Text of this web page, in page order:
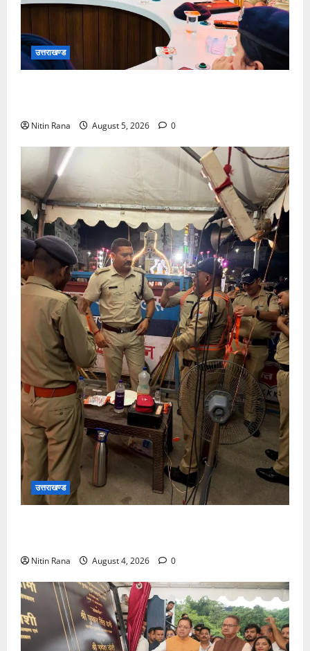
उत्तराखण्ड
Nitin Rana August 5, 2026 0
उत्तराखण्ड
Nitin Rana August 4, 2026 0